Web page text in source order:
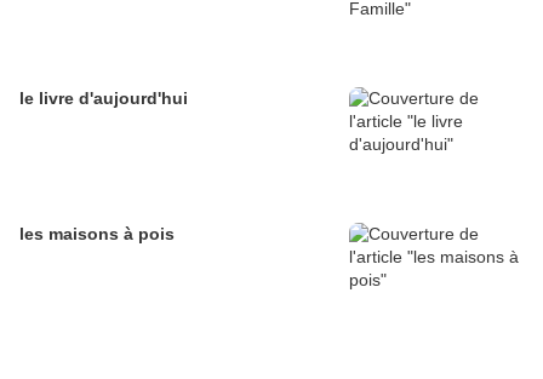
le livre d'aujourd'hui
les maisons à pois